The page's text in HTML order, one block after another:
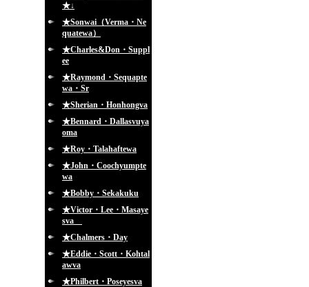
★↓
★Sonwai（Verma・Ne
quatewa）
★Charles&Don・Suppl
ee
★Raymond・Sequapte
wa・Sr
★Sherian・Honhongva
★Bennard・Dallasvuya
oma
★Roy・Talahaftewa
★John・Coochyumpte
wa
★Bobby・Sekakuku
★Victor・Lee・Masaye
sva
★Chalmers・Day
★Eddie・Scott・Kohtal
awva
★Philbert・Poseyesva